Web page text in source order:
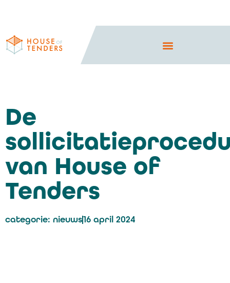
De
van House of
Tenders
categorie: nieuws16 april 2024